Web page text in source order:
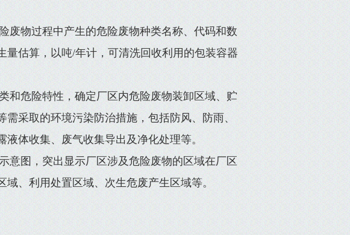
废物过程中产生的危险废物种类名称、代码和数
估算，以吨/年计，可清洗回收利用的包装容器
和危险特性，确定厂区内危险废物装卸区域、贮
采取的环境污染防治措施，包括防风、防雨、
体收集、废气收集导出及净化处理等。
意图，突出显示厂区涉及危险废物的区域在厂区
、利用处置区域、次生危废产生区域等。